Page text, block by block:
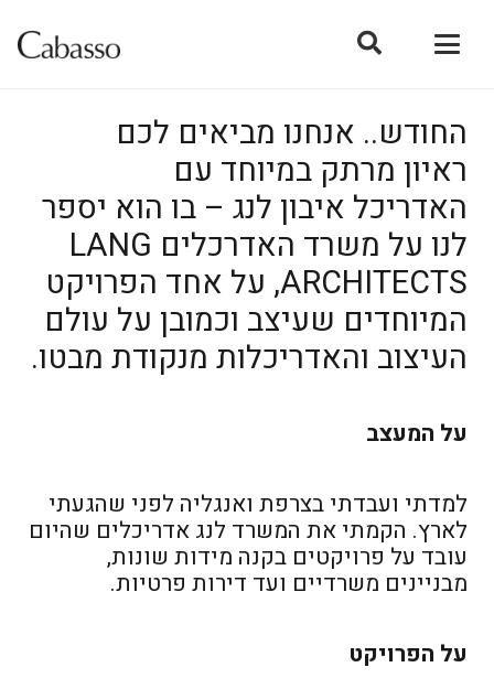
החודש.. אנחנו מביאים לכם
ראיון מרתק במיוחד עם
האדריכל איבון לנג – בו הוא יספר
לנו על משרד האדרכלים LANG
ARCHITECTS, על אחד הפרויקט
המיוחדים שעיצב וכמובן על עולם
העיצוב והאדריכלות מנקודת מבטו.
על המעצב
למדתי ועבדתי בצרפת ואנגליה לפני שהגעתי
לארץ. הקמתי את המשרד לנג אדריכלים שהיום
עובד על פרויקטים בקנה מידות שונות,
מבניינים משרדיים ועד דירות פרטיות.
על הפרויקט